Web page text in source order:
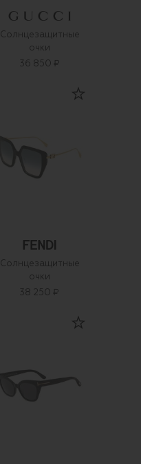
Солнцезащитные
очки
36 850 ₽
Солнцезащитные
очки
38 250 ₽